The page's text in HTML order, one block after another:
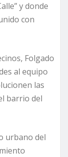
y donde
con
Folgado
al equipo
las
barrio del
urbano del